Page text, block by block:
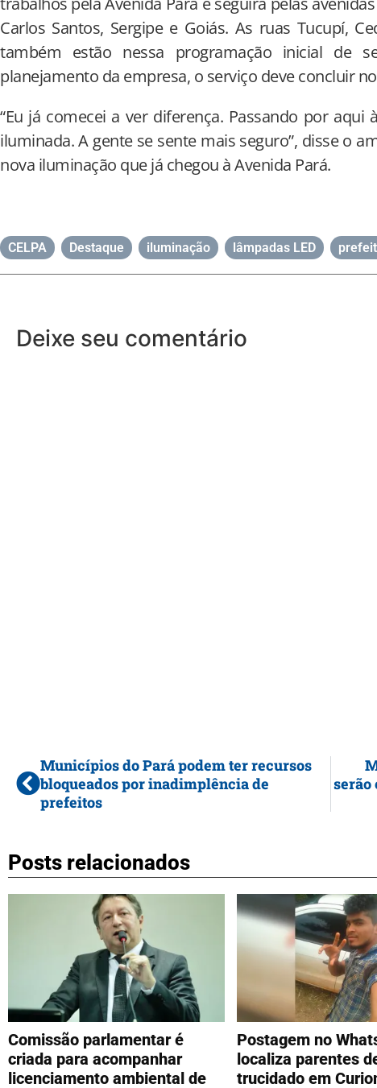
Carlos Santos, Sergipe e Goiás. As ruas Tucupí,
também estão nessa programação inicial de
planejamento da empresa, o serviço deve concluir
“Eu já comecei a ver diferença. Passando por
iluminada. A gente se sente mais seguro”, disse o
nova iluminação que já chegou à Avenida Pará.
CELPA Destaque iluminação lâmpadas LED
Deixe seu comentário
Municípios do Pará podem ter recursos
bloqueados por inadimplência de
prefeitos
serão
Posts relacionados
Comissão parlamentar é
criada para acompanhar
licenciamento ambiental de
Postagem no
localiza parentes
trucidado em